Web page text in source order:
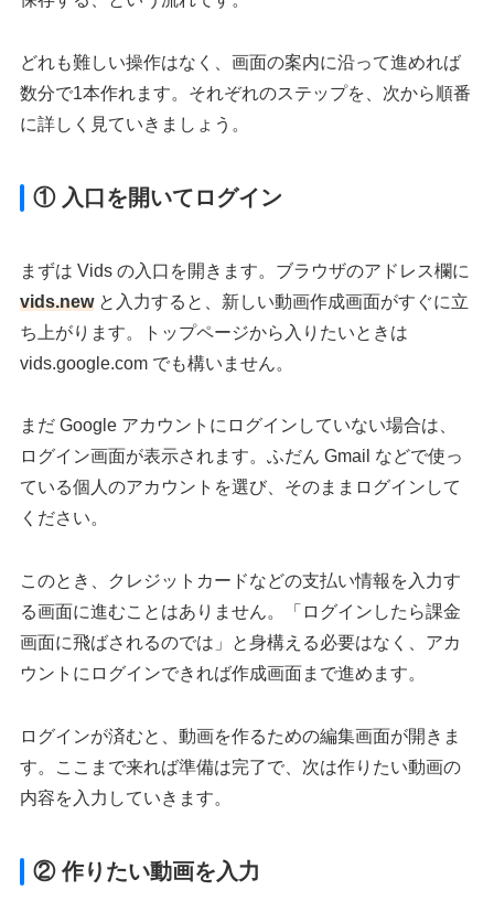
どれも難しい操作はなく、画面の案内に沿って進めれば
数分で1本作れます。それぞれのステップを、次から順番
に詳しく見ていきましょう。
① 入口を開いてログイン
まずは Vids の入口を開きます。ブラウザのアドレス欄に
vids.newと入力すると、新しい動画作成画面がすぐに立
ち上がります。トップページから入りたいときは
vids.google.com でも構いません。
まだ Google アカウントにログインしていない場合は、
ログイン画面が表示されます。ふだん Gmail などで使っ
ている個人のアカウントを選び、そのままログインして
ください。
このとき、クレジットカードなどの支払い情報を入力す
る画面に進むことはありません。「ログインしたら課金
画面に飛ばされるのでは」と身構える必要はなく、アカ
ウントにログインできれば作成画面まで進めます。
ログインが済むと、動画を作るための編集画面が開きま
す。ここまで来れば準備は完了で、次は作りたい動画の
内容を入力していきます。
② 作りたい動画を入力